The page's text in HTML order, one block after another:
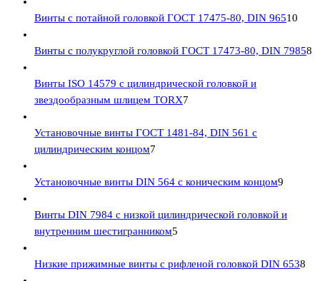
Винты с потайной головкой ГОСТ 17475-80, DIN 96510
Винты с полукруглой головкой ГОСТ 17473-80, DIN 79858
Винты ISO 14579 с цилиндрической головкой и
звездообразным шлицем TORX7
Установочные винты ГОСТ 1481-84, DIN 561 с
цилиндрическим концом7
Установочные винты DIN 564 с коническим концом9
Винты DIN 7984 с низкой цилиндрической головкой и
внутренним шестигранником5
Низкие прижимные винты с рифленой головкой DIN 6538